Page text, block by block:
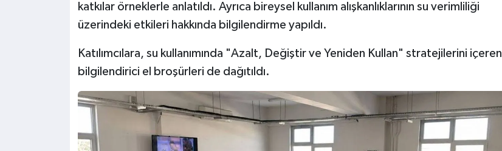
katkılar örneklerle anlatıldı. Ayrıca bireysel kullanım alışkanlıklarının su verimliliği
üzerindeki etkileri hakkında bilgilendirme yapıldı.
Katılımcılara, su kullanımında "Azalt, Değiştir ve Yeniden Kullan" stratejilerini içeren
bilgilendirici el broşürleri de dağıtıldı.